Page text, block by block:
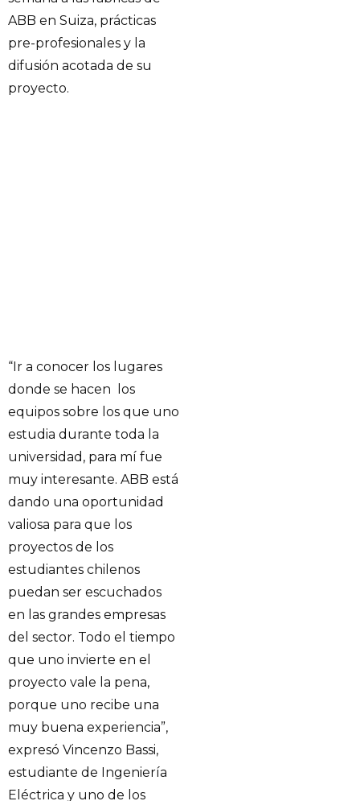
ABB en Suiza, prácticas
pre-profesionales y la
difusión acotada de su
proyecto.
“Ir a conocer los lugares
donde se hacen los
equipos sobre los que uno
estudia durante toda la
universidad, para mí fue
muy interesante. ABB está
dando una oportunidad
valiosa para que los
proyectos de los
estudiantes chilenos
puedan ser escuchados
en las grandes empresas
del sector. Todo el tiempo
que uno invierte en el
proyecto vale la pena,
porque uno recibe una
muy buena experiencia”,
expresó Vincenzo Bassi,
estudiante de Ingeniería
Eléctrica y uno de los